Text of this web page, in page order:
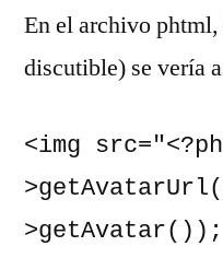
En el archivo
discutible) se vería
<img